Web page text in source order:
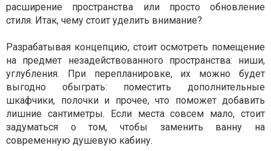
расширение пространства или просто обновление
стиля. Итак, чему стоит уделить внимание?
Разрабатывая концепцию, стоит осмотреть помещение
на предмет незадействованного пространства: ниши,
углубления. При перепланировке, их можно будет
выгодно обыграть: поместить дополнительные
шкафчики, полочки и прочее, что поможет добавить
лишние сантиметры. Если места совсем мало, стоит
задуматься о том, чтобы заменить ванну на
современную душевую кабину.